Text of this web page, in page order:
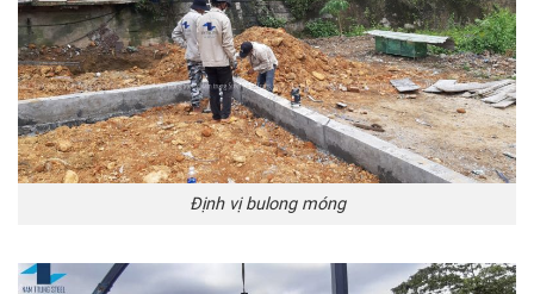
Định vị bulong móng